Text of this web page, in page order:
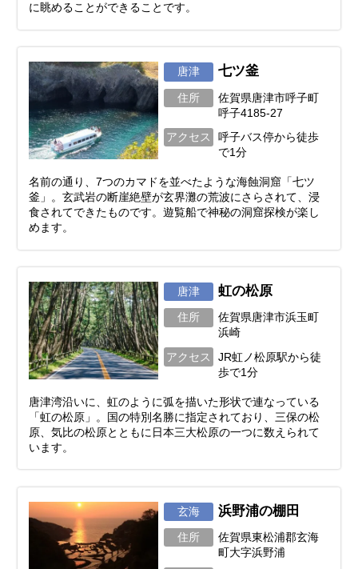
に眺めることができることです。
唐津 七ツ釜
住所
佐賀県唐津市呼子町
呼子4185-27
アクセス
呼子バス停から徒歩
で1分
名前の通り、7つのカマドを並べたような海蝕洞窟「七ツ
釜」。玄武岩の断崖絶壁が玄界灘の荒波にさらされて、浸
食されてできたものです。遊覧船で神秘の洞窟探検が楽し
めます。
唐津 虹の松原
住所
佐賀県唐津市浜玉町
浜崎
アクセス
JR虹ノ松原駅から徒
歩で1分
唐津湾沿いに、虹のように弧を描いた形状で連なっている
「虹の松原」。国の特別名勝に指定されており、三保の松
原、気比の松原とともに日本三大松原の一つに数えられて
います。
玄海 浜野浦の棚田
住所
佐賀県東松浦郡玄海
町大字浜野浦